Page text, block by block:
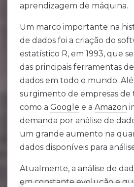
aprendizagem de máquina.
Um marco importante na
de dados foi a criação do
estatístico R, em 1993, que
das principais ferramentas
dados em todo o mundo.
surgimento de empresas de
como a Google e a Amazon
demanda por análise de
um grande aumento na
dados disponíveis para
Atualmente, a análise de
em constante evolução e